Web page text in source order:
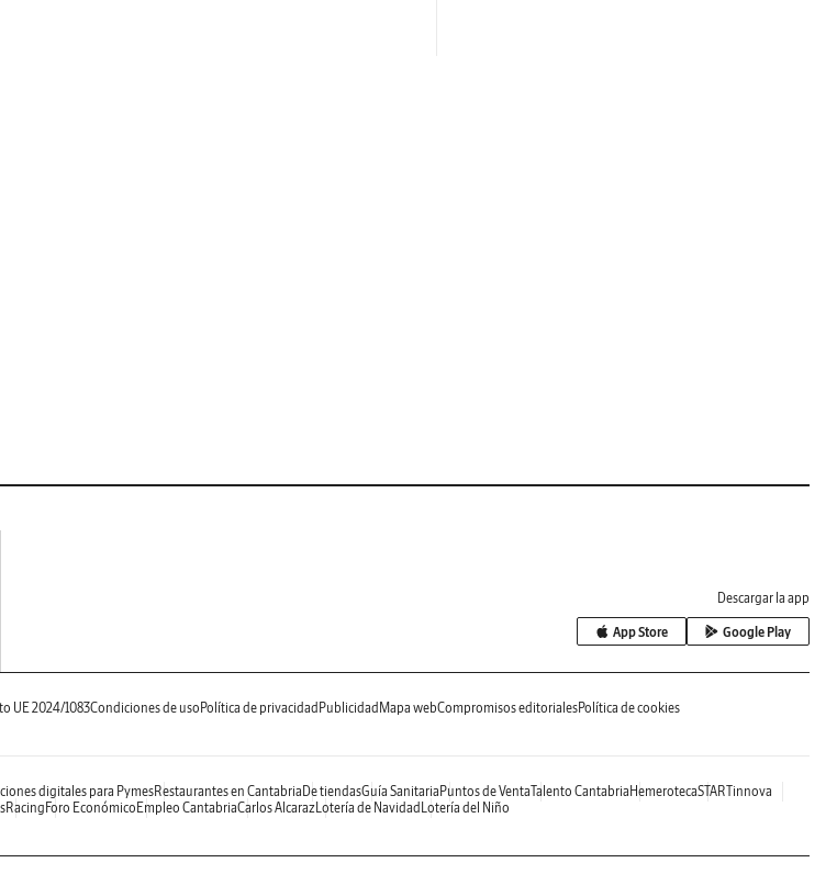
Descargar la app
App Store Google Play
UE 2024/1083Condiciones de uso Política de privacidad Publicidad Mapa webCompromisos editorialesPolítica de cookies
digitales para PymesRestaurantes en Cantabria De tiendasGuía Sanitaria Puntos de VentaTalento Cantabria HemerotecaSTARTinnova
Racing Foro Económico Empleo CantabriaCarlos AlcarazLotería de Navidad Lotería del Niño